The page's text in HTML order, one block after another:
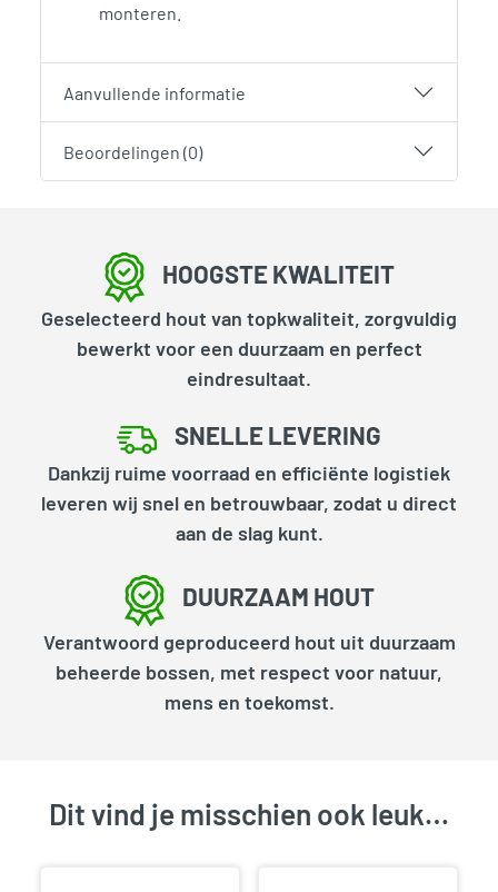
monteren.
Aanvullende informatie
Beoordelingen (0)
HOOGSTE KWALITEIT
Geselecteerd hout van topkwaliteit, zorgvuldig
bewerkt voor een duurzaam en perfect
eindresultaat.
SNELLE LEVERING
Dankzij ruime voorraad en efficiënte logistiek
leveren wij snel en betrouwbaar, zodat u direct
aan de slag kunt.
DUURZAAM HOUT
Verantwoord geproduceerd hout uit duurzaam
beheerde bossen, met respect voor natuur,
mens en toekomst.
Dit vind je misschien ook leuk…